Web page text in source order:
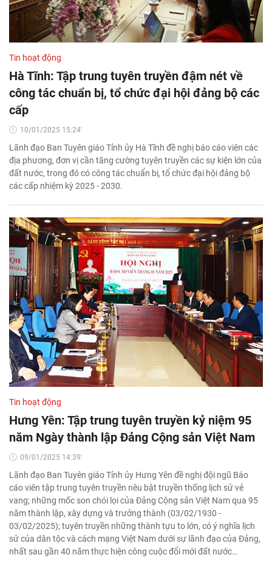
Tin hoạt động
Hà Tĩnh: Tập trung tuyên truyền đậm nét về
công tác chuẩn bị, tổ chức đại hội đảng bộ các
cấp
10/01/2025 15:24'
Lãnh đạo Ban Tuyên giáo Tỉnh ủy Hà Tĩnh đề nghị báo cáo viên các
địa phương, đơn vị cần tăng cường tuyên truyền các sự kiện lớn của
đất nước, trong đó có công tác chuẩn bị, tổ chức đại hội đảng bộ
các cấp nhiệm kỳ 2025 - 2030.
Tin hoạt động
Hưng Yên: Tập trung tuyên truyền kỷ niệm 95
năm Ngày thành lập Đảng Cộng sản Việt Nam
09/01/2025 14:39'
Lãnh đạo Ban Tuyên giáo Tỉnh ủy Hưng Yên đề nghị đội ngũ Báo
cáo viên tập trung tuyên truyền nêu bật truyền thống lịch sử vẻ
vang; những mốc son chói lọi của Đảng Cộng sản Việt Nam qua 95
năm thành lập, xây dựng và trưởng thành (03/02/1930 -
03/02/2025); tuyên truyền những thành tựu to lớn, có ý nghĩa lịch
sử của dân tộc và cách mạng Việt Nam dưới sự lãnh đạo của Đảng,
nhất sau gần 40 năm thực hiện công cuộc đổi mới đất nước…